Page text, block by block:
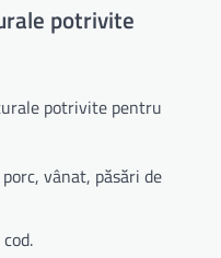
potrivite
potrivite pentru
vânat, păsări de